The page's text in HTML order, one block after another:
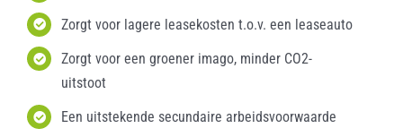
Zorgt voor lagere leasekosten t.o.v. een leaseauto
Zorgt voor een groener imago, minder CO2-
uitstoot
Een uitstekende secundaire arbeidsvoorwaarde